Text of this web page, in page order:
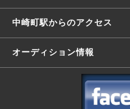
中崎町駅からのアクセス
オーディション情報